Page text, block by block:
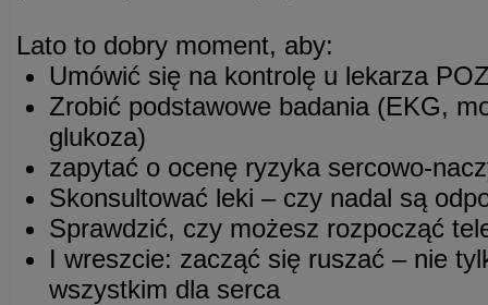
Lato to dobry moment, aby:
Umówić się na kontrolę u lekarza
Zrobić podstawowe badania (EKG,
glukoza)
zapytać o ocenę ryzyka sercowo-
Skonsultować leki – czy nadal są
Sprawdzić, czy możesz rozpocząć
I wreszcie: zacząć się ruszać – nie
wszystkim dla serca